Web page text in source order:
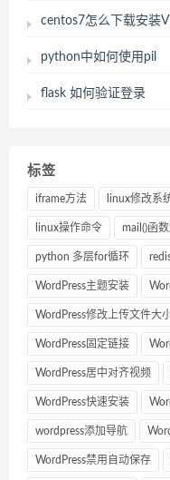
centos7怎么下载安装
python中如何使用pil
flask 如何验证登录
标签
iframe方法 linux修改系
linux操作命令 mail()函
python 多层for循环
WordPress主题安装
WordPress修改上传文件大
WordPress固定链接
WordPress居中对齐视频
WordPress快速安装
wordpress添加导航
WordPress禁用自动保存